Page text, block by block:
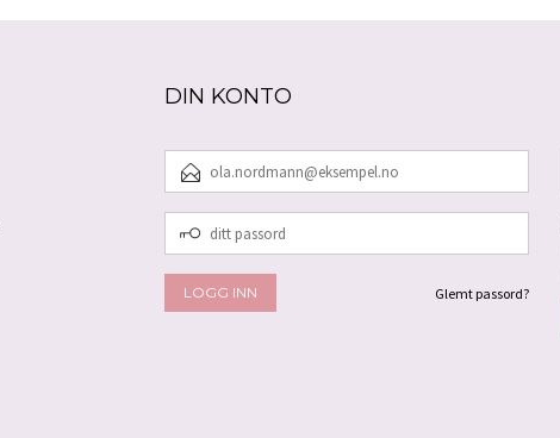
DIN KONTO
POSTADRESSE
PASSORD
Glemt passord?